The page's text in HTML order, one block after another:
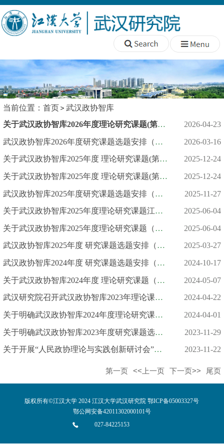
当前位置： 首页
武汉政协智库
关于武汉政协智库2026年度理论研究课题(第一批)立项安排的通知
2026-04-23
武汉政协智库2026年度研究课题选题安排（第一批） 2026-03-16
关于武汉政协智库2025年度 理论研究课题(第二批)立项安排的通知 2025-12-24
关于武汉政协智库2025年度 理论研究课题(第二批)立项安排的通知 2025-12-24
武汉政协智库2025年度研究课题选题安排（第二批） 2025-11-27
关于武汉政协智库2025年度理论研究课题江大校内培育立项安排的通... 2025-06-04
关于武汉政协智库2025年度理论研究课题（第一批）立项安排的通知 2025-06-04
武汉政协智库2025年度 研究课题选题安排（第一批） 2025-03-27
武汉政协智库2024年度 研究课题选题安排（第二批） 2024-10-17
关于武汉政协智库2024年度 理论研究课题（第一批）立项安排的通... 2024-05-07
武汉研究院召开武汉政协智库2023年理论课题结题评审会 2024-04-22
关于明确武汉政协智库2024年度理论研究课题选题安排（第一批）的... 2024-04-01
关于明确武汉政协智库2023年度研究课题选题安排（第二批）的通知 2023-11-29
关于开展“人民政协理论与实践创新研讨会”征文的通知 2023-11-22
第一页 <<上一页 下一页>> 尾页
版权所有©江汉大学 2024 江汉大学武汉研究院 鄂ICP备05003327号
鄂公网安备42011302000101号
027-84225153